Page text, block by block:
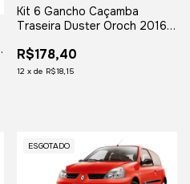
Kit 6 Gancho Caçamba
Traseira Duster Oroch 2016
2022
R$178,40
12 x de R$18,15
ESGOTADO